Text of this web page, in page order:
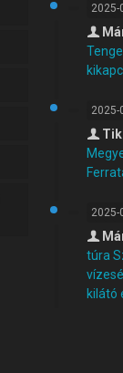
2025-
2025-
2025-
túra
kilátó